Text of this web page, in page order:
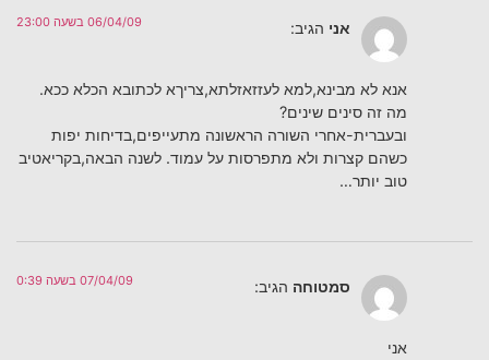
אני הגיב: 06/04/09 בשעה 23:00
אנא לא מבינא,למא לעזזאזלתא,צריךא לכתובא הכלא ככא.
מה זה סינים שינים?
ובעברית-אחרי השורה הראשונה מתעייפים,בדיחות יפות
כשהם קצרות ולא מתפרסות על עמוד. לשנה הבאה,בקריאטיב
טוב יותר…
סמטוחה הגיב: 07/04/09 בשעה 0:39
אני